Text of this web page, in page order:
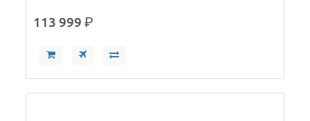
113 999р.